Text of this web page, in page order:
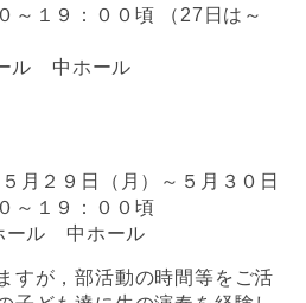
～１９：００頃 （27日は～
ル 中ホール
２９日（月）～５月３０日
～１９：００頃
ル 中ホール
すが，部活動の時間等をご活